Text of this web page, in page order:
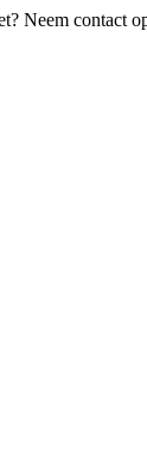
Neem contact